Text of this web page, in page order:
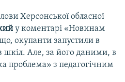
Херсонської обласної
у коментарі «Новинам
окупанти запустили в
шкіл. Але, за його даними, в
проблема» з педагогічним